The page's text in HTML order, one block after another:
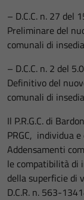
– D.C.C. n. 27 del
Preliminare del
comunali di
– D.C.C. n. 2 del
Definitivo del
comunali di
Il P.R.G.C. di
PRGC, individua
Addensamenti
le compatibilità di
della superficie di
D.C.R. n. 563-